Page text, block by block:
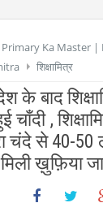
| Primary Ka Master
शिक्षामित्र
के बाद
,
चंदे से 40-50
ख़ुफ़िया